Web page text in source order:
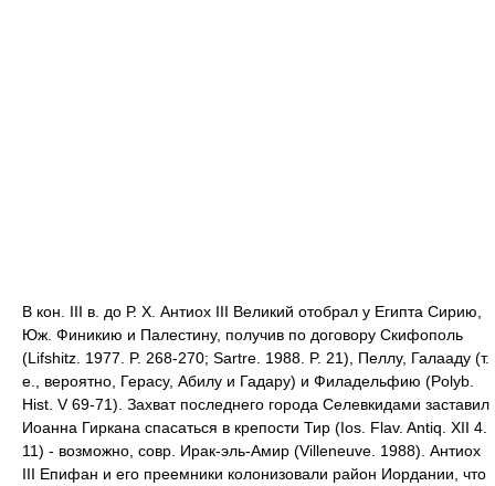
В кон. III в. до Р. Х. Антиох III Великий отобрал у Египта Сирию,
Юж. Финикию и Палестину, получив по договору Скифополь
(Lifshitz. 1977. P. 268-270; Sartre. 1988. P. 21), Пеллу, Галааду (т.
е., вероятно, Герасу, Абилу и Гадару) и Филадельфию (Polyb.
Hist. V 69-71). Захват последнего города Селевкидами заставил
Иоанна Гиркана спасаться в крепости Тир (Ios. Flav. Antiq. XII 4.
11) - возможно, совр. Ирак-эль-Амир (Villeneuve. 1988). Антиох
III Епифан и его преемники колонизовали район Иордании, что